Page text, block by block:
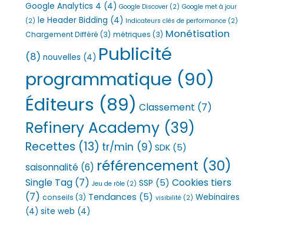
Google Analytics 4 (4) Google Discover (2) Google met à jour
(2) le Header Bidding (4) Indicateurs clés de performance (2)
Chargement Différé (3) métriques (3) Monétisation
(8) nouvelles (4) Publicité
programmatique (90)
Éditeurs (89) Classement (7)
Refinery Academy (39)
Recettes (13) tr/min (9) SDK (5)
saisonnalité (6) référencement (30)
Single Tag (7) Jeu de rôle (2) SSP (5) Cookies tiers
(7) conseils (3) Tendances (5) visibilité (2) Webinaires
(4) site web (4)